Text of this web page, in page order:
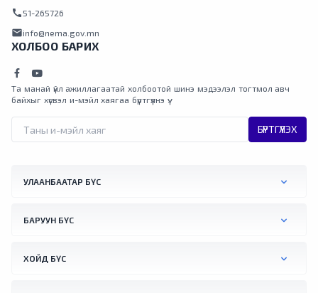
call 51-265726
mailinfo@nema.gov.mn
ХОЛБОО БАРИХ
Та манай үйл ажиллагаатай холбоотой шинэ мэдээлэл тогтмол авч
байхыг хүсвэл и-мэйл хаягаа бүртгүүлнэ үү.
БҮРТГҮҮЛЭХ
УЛААНБААТАР БҮС
БАРУУН БҮС
ХОЙД БҮС